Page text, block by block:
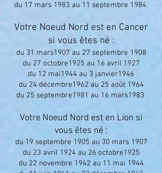
du 17 mars 1983 au 11 septembre 1984
Votre Noeud Nord est en Cancer
si vous êtes né :
du 31 mars1907 au 27 septembre 1908
du 27 octobre1925 au 16 avril 1927
du 12 mai1944 au 3 janvier1946
du 24 décembre1962 au 25 août 1964
du 25 septembre1981 au 16 mars1983
Votre Noeud Nord est en Lion si
vous êtes né :
du 19 septembre 1905 au 30 mars 1907
du 23 avril 1924 au 26 octobre1925
du 22 novembre 1942 au 11 mai 1944